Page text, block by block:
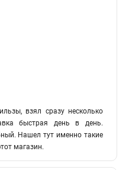
взял сразу несколько
быстрая день в день.
Нашел тут именно такие
магазин.